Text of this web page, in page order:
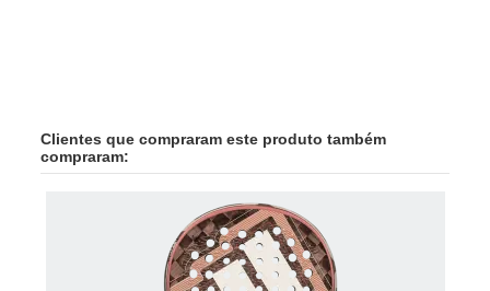
Clientes que compraram este produto também
compraram: